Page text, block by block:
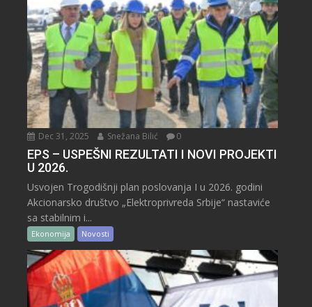
Dec 31, 2025 Snežana Bilić 0
EPS – USPEŠNI REZULTATI I NOVI PROJEKTI
U 2026.
Usvojen Trogodišnji plan poslovanja I u 2026. godini
Akcionarsko društvo „Elektroprivreda Srbije“ nastaviće
sa stabilnim i...
Ekonomija Novosti